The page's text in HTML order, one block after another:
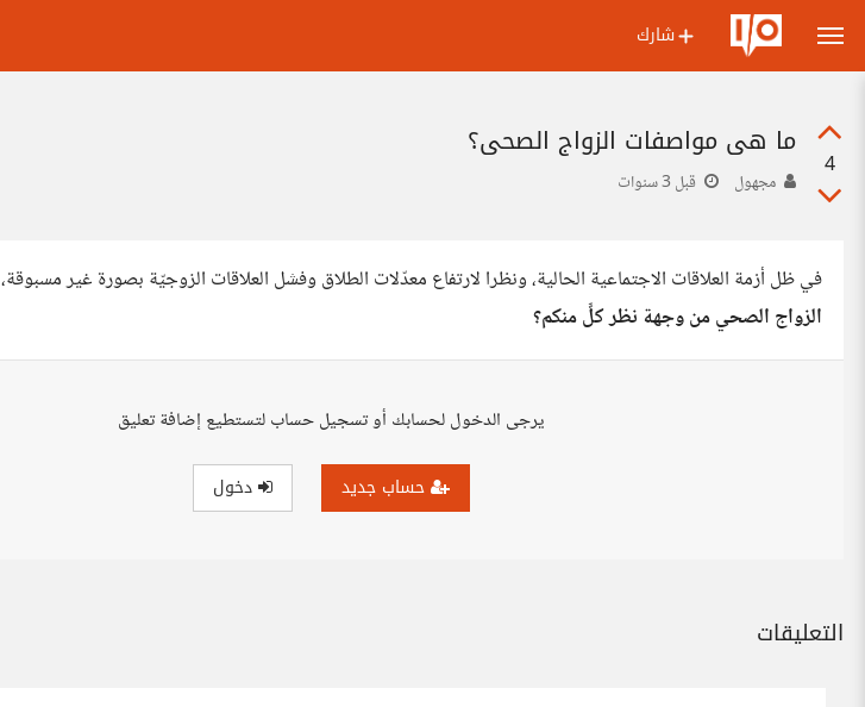
شارك
4
ما هي مواصفات الزواج الصحي؟
مجهول قبل 3 سنوات
في ظل أزمة العلاقات الاجتماعية الحالية، ونظرا لارتفاع معدّلات الطلاق وفشل العلاقات الزوجيّة بصورة غير مسبوقة،
الزواج الصحي من وجهة نظر كلٍّ منكم؟
يرجى الدخول لحسابك أو تسجيل حساب لتستطيع إضافة تعليق
حساب جديد دخول
التعليقات